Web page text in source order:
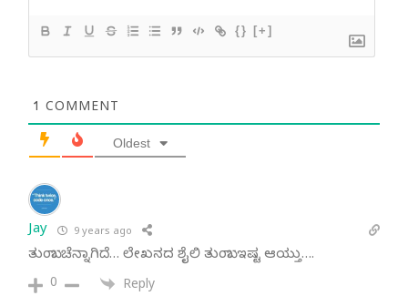
{} [+]
1 COMMENT
Oldest
Jay 9 years ago
ತುಂಬಾ ಚೆನ್ನಾಗಿದೆ… ಲೇಖನದ ಶೈಲಿ ತುಂಬಾ ಇಷ್ಟ ಆಯ್ತು….
0 Reply